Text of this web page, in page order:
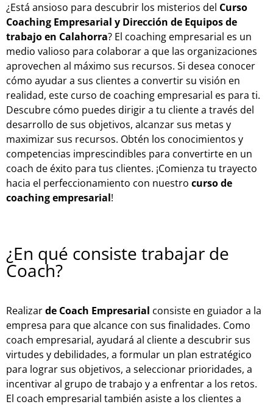
¿Está ansioso para descubrir los misterios del Curso
Coaching Empresarial y Dirección de Equipos de
trabajo en Calahorra? El coaching empresarial es un
medio valioso para colaborar a que las organizaciones
aprovechen al máximo sus recursos. Si desea conocer
cómo ayudar a sus clientes a convertir su visión en
realidad, este curso de coaching empresarial es para ti.
Descubre cómo puedes dirigir a tu cliente a través del
desarrollo de sus objetivos, alcanzar sus metas y
maximizar sus recursos. Obtén los conocimientos y
competencias imprescindibles para convertirte en un
coach de éxito para tus clientes. ¡Comienza tu trayecto
hacia el perfeccionamiento con nuestro curso de
coaching empresarial!
¿En qué consiste trabajar de
Coach?
Realizarde Coach Empresarial consiste en guiador a la
empresa para que alcance con sus finalidades. Como
coach empresarial, ayudará al cliente a descubrir sus
virtudes y debilidades, a formular un plan estratégico
para lograr sus objetivos, a seleccionar prioridades, a
incentivar al grupo de trabajo y a enfrentar a los retos.
El coach empresarial también asiste a los clientes a